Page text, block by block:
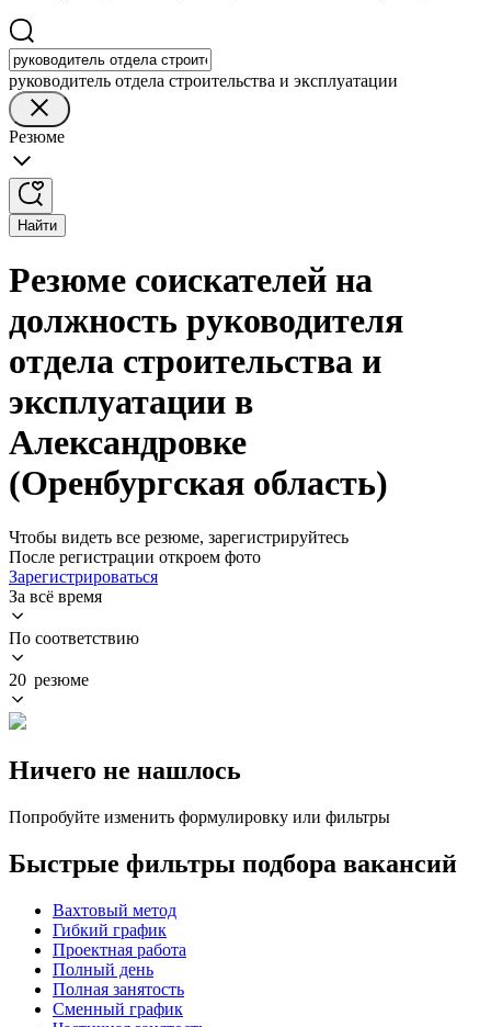
руководитель отдела строительства и эксплуатации
Резюме
Найти
Резюме соискателей на
должность руководителя
отдела строительства и
эксплуатации в
Александровке
(Оренбургская область)
Чтобы видеть все резюме, зарегистрируйтесь
После регистрации откроем фото
Зарегистрироваться
За всё время
По соответствию
20 резюме
Ничего не нашлось
Попробуйте изменить формулировку или фильтры
Быстрые фильтры подбора вакансий
Вахтовый метод
Гибкий график
Проектная работа
Полный день
Полная занятость
Сменный график